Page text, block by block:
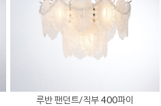
루반 팬던트/직부 400파이